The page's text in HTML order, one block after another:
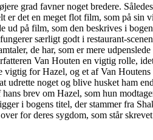
grad favner noget bredere.
det en meget flot film, som på
på film, som den beskrives i
særligt godt i restaurant-
de har, som er mere
Van Houten en vigtig rolle,
for Hazel, og et af Van
noget og blive husket ham
brev om Hazel, som hun
i bogens titel, der stammer fra
for deres sygdom, som står